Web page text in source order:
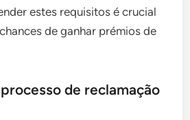
estes requisitos é crucial
de ganhar prémios de
de reclamação